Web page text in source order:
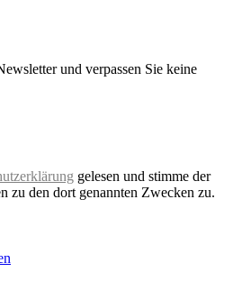
und verpassen Sie keine
gelesen und stimme der
zu den dort genannten Zwecken zu.